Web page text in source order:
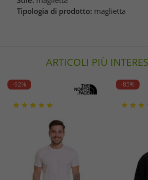
Tipologia di prodotto: maglietta
ARTICOLI PIÙ
-92% -85%